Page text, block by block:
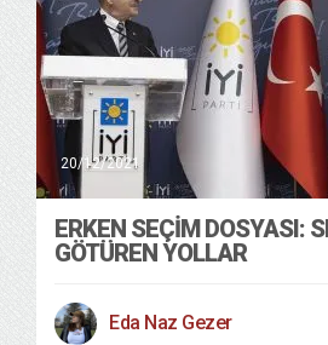
20/12/2021
ERKEN SEÇİM DOSYASI:
GÖTÜREN YOLLAR
Eda Naz Gezer